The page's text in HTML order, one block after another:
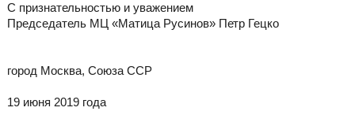
С признательностью и уважением
Председатель МЦ «Матица Русинов» Петр Гецко
город Москва, Союза ССР
19 июня 2019 года